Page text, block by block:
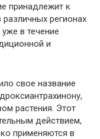
принадлежит к
регионах
в течение
и
свое название
растения. Этот
действием,
применяются в